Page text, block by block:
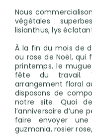
Nous
végétales :
lisianthus, lys
À la fin du mois de
ou rose de Noël,
printemps, le
fête du travail.
arrangement floral
disposons de
notre site. Quoi
l’anniversaire d’une
faire envoyer
guzmania, rosier